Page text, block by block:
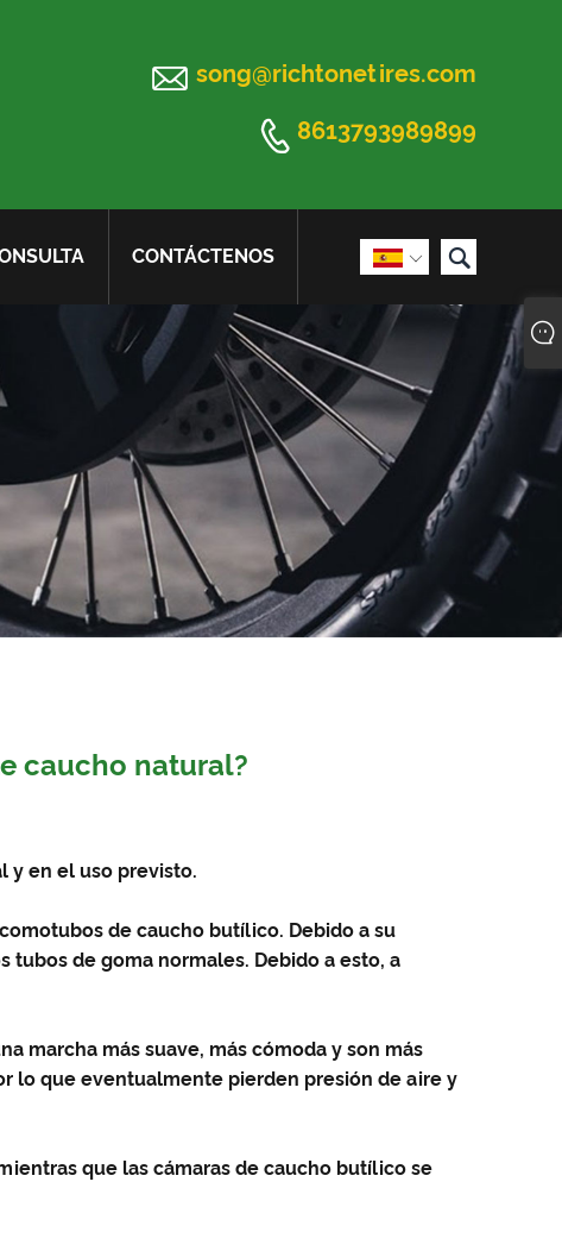
 song@richtonetires.com
 8613793989899
 
CONTÁCTENOS
caucho natural?
y en el uso previsto.
tubos de caucho butílico. Debido a su
de goma normales. Debido a esto, a
marcha más suave, más cómoda y son más
lo que eventualmente pierden presión de aire y
que las cámaras de caucho butílico se